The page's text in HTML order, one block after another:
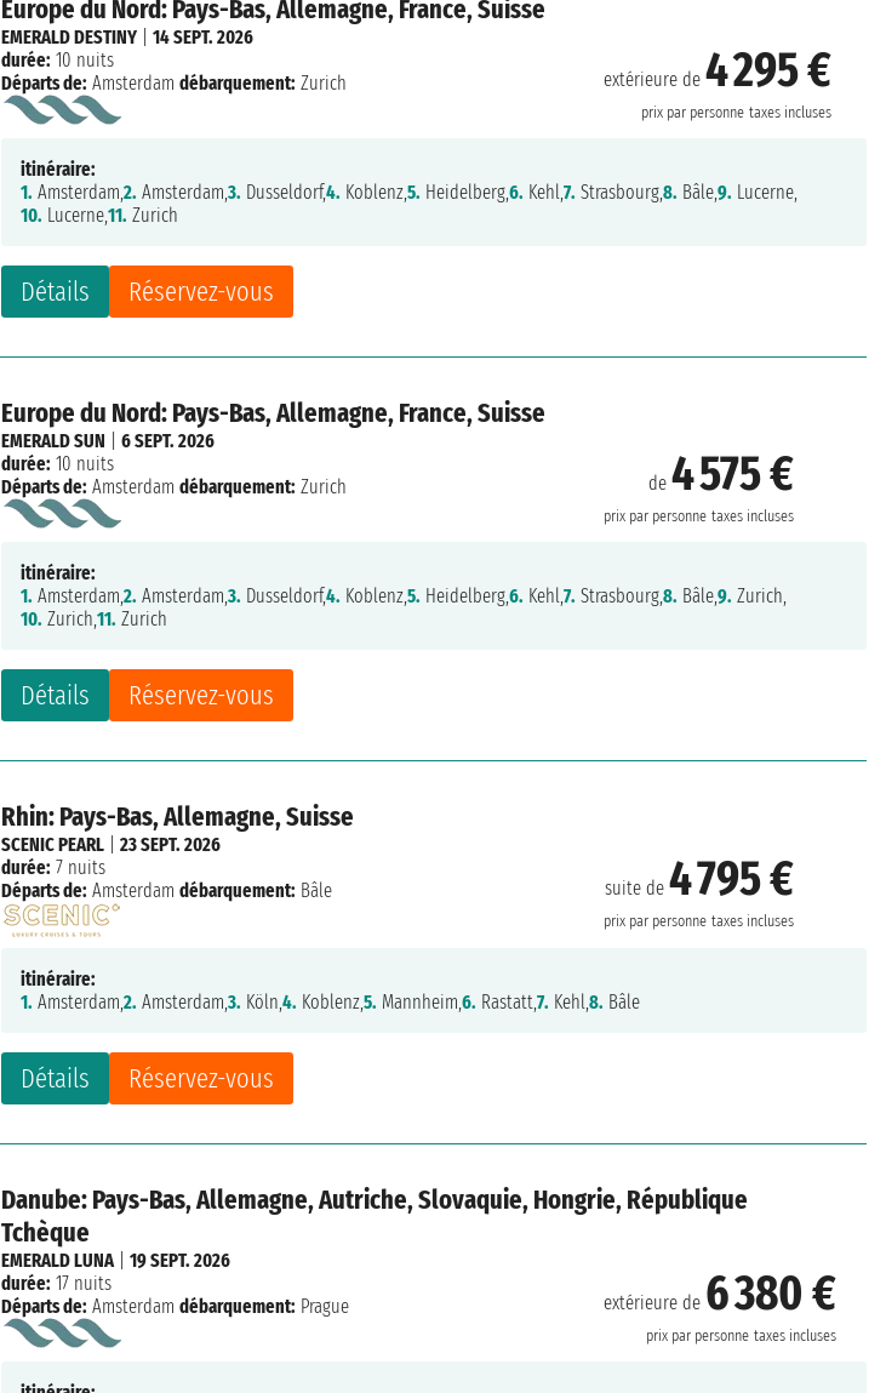
Europe du Nord: Pays-Bas, Allemagne, France, Suisse
extérieure de4 295 €
prix par personne taxes incluses
Détails Réservez-vous
EMERALD DESTINY |14 SEPT. 2026
durée: 10 nuits
Départs de: Amsterdam débarquement: Zurich
itinéraire:
1. Amsterdam,2. Amsterdam,3. Dusseldorf,4. Koblenz,5. Heidelberg,6. Kehl,7. Strasbourg,8. Bâle,9. Lucerne,
10. Lucerne,11. Zurich
Europe du Nord: Pays-Bas, Allemagne, France, Suisse
de4 575 €
prix par personne taxes incluses
Détails Réservez-vous
EMERALD SUN |6 SEPT. 2026
durée: 10 nuits
Départs de: Amsterdam débarquement: Zurich
itinéraire:
1. Amsterdam,2. Amsterdam,3. Dusseldorf,4. Koblenz,5. Heidelberg,6. Kehl,7. Strasbourg,8. Bâle,9. Zurich,
10. Zurich,11. Zurich
Rhin: Pays-Bas, Allemagne, Suisse
suite de4 795 €
prix par personne taxes incluses
Détails Réservez-vous
SCENIC PEARL |23 SEPT. 2026
durée: 7 nuits
Départs de: Amsterdam débarquement: Bâle
itinéraire:
1. Amsterdam,2. Amsterdam,3. Köln,4. Koblenz,5. Mannheim,6. Rastatt,7. Kehl,8. Bâle
Danube: Pays-Bas, Allemagne, Autriche, Slovaquie, Hongrie, République
Tchèque
extérieure de 6 380 €
prix par personne taxes incluses
EMERALD LUNA|19 SEPT. 2026
durée: 17 nuits
Départs de: Amsterdam débarquement: Prague